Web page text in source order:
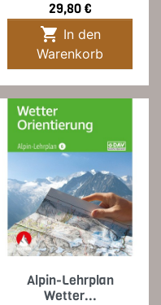
Preis
29,80 €

Warenkorb
Alpin-Lehrplan
Wetter...